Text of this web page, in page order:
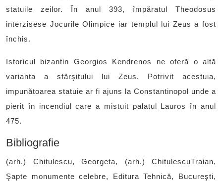
statuile zeilor. În anul 393, împăratul Theodosus
interzisese Jocurile Olimpice iar templul lui Zeus a fost
închis.
Istoricul bizantin Georgios Kendrenos ne oferă o altă
varianta a sfârşitului lui Zeus. Potrivit acestuia,
impunătoarea statuie ar fi ajuns la Constantinopol unde a
pierit în incendiul care a mistuit palatul Lauros în anul
475.
Bibliografie
(arh.) Chitulescu, Georgeta, (arh.) ChitulescuTraian,
Şapte monumente celebre, Editura Tehnică, Bucureşti,